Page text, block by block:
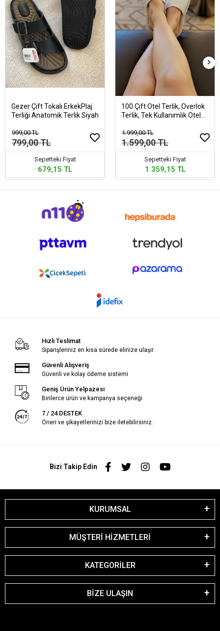
Gezer Çift Tokalı ErkekPlaj
Terliği Anatomik Terlik Siyah
999,00 TL
799,00 TL
Sepetteki Fiyat
679,15 TL
100 Çift Otel Terlik, Overlok
Terlik, Tek Kullanımlık Otel
1.999,00 TL
1.599,00 TL
Sepetteki Fiyat
1.359,15 TL
Hızlı Teslimat
Siparişleriniz en kısa sürede elinize ulaşır.
Güvenli Alışveriş
Güvenli ve kolay ödeme sistemi
Geniş Ürün Yelpazesi
Binlerce ürün ve kampanya seçeneği
7 / 24 DESTEK
Öneri ve şikayetlerinizi bize iletebilirsiniz.
Bizi Takip Edin
KURUMSAL
MÜŞTERİ HİZMETLERİ
KATEGORİLER
BİZE ULAŞIN